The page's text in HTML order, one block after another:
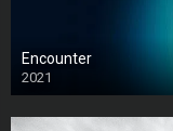
Encounter
2021